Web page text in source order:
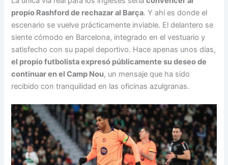
propio Rashford de rechazar al Barça. Y ahí es donde el
escenario se vuelve prácticamente inviable. El delantero se
siente cómodo en Barcelona, integrado en el vestuario y
satisfecho con su papel deportivo. Hace apenas unos días,
el propio futbolista expresó públicamente su deseo de
continuar en el Camp Nou, un mensaje que ha sido
recibido con tranquilidad en las oficinas azulgranas.